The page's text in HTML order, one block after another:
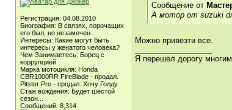
Регистрация: 04.08.2010
Биография: В связях, порочащих
его был, но незамечен...
Интересы: Какие могут быть
интересы у женатого человека?
Чем Занимаетесь: Борец с
коррупцией
Марка мотоцикля: Honda
CBR1000RR FireBlade - продал.
Pitster Pro - продал. Хочу Голду.
Стаж вождения: Будет шестой
сезон...
Сообщений: 8,314
Сообщение от
А мотор от suzuki
Можно привезти все.
Я перешел дорогу